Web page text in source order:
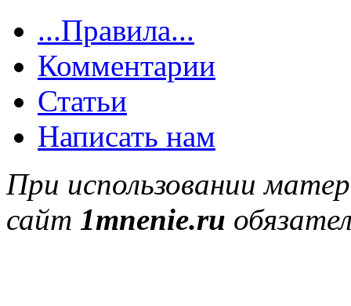
...Правила...
Комментарии
Статьи
Написать нам
При использовании
сайт 1mnenie.ru